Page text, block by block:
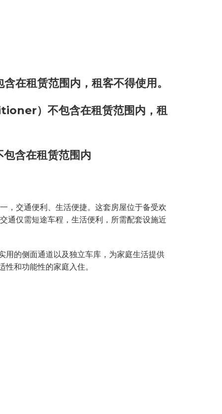
租赁范围内，租客不得使用。
）不包含在租赁范围内，租
含在租赁范围内
交通便利、生活便捷。这套房屋位于备受欢
仅需短途车程，生活便利，所需配套设施近
用的侧面通道以及独立车库，为家庭生活提供
和功能性的家庭入住。